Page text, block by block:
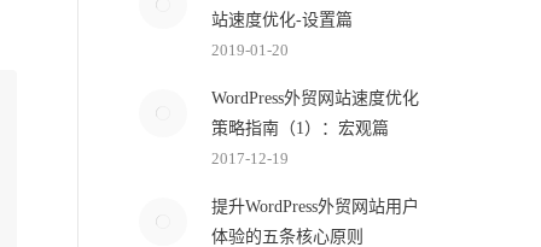
站速度优化-设置篇
2019-01-20
WordPress外贸网站速度优化
策略指南（1）：宏观篇
2017-12-19
提升WordPress外贸网站用户
体验的五条核心原则